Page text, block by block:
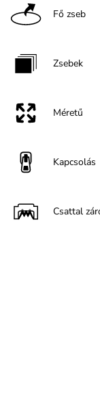
Fő zseb
Zsebek
Méretű
Kapcsolás
Csattal